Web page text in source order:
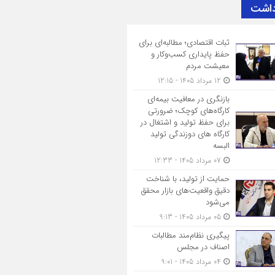
ثبات اقتصادی؛ مطالبه‌ای برای
حفظ پایداری کسب‌وکار و
معیشت مردم
بازنگری در معافیت بیمه‌ای
کارگاه‌های کوچک؛ ضرورتی
برای حفظ تولید و اشتغال در
کارگاه های دوزندگی تولید
البسه
حمایت از تولید، با شناخت
دقیق واقعیت‌های بازار محقق
می‌شود
پیگیری نظام‌مند مطالبات
اصناف در مجلس